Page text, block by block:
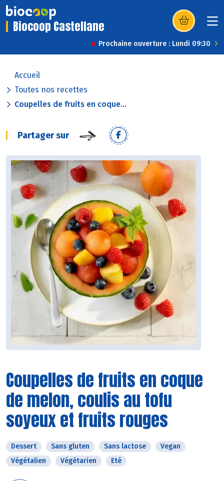
Biocoop Castellane (s’ouvre dans
Prochaine ouverture : Lundi 09:30
Accueil
Toutes nos recettes
Coupelles de fruits en coque...
Partager sur
Coupelles de fruits en coque
de melon, coulis au tofu
soyeux et fruits rouges
Dessert Sans gluten Sans lactose
Vegan
Végétalien
Végétarien Eté